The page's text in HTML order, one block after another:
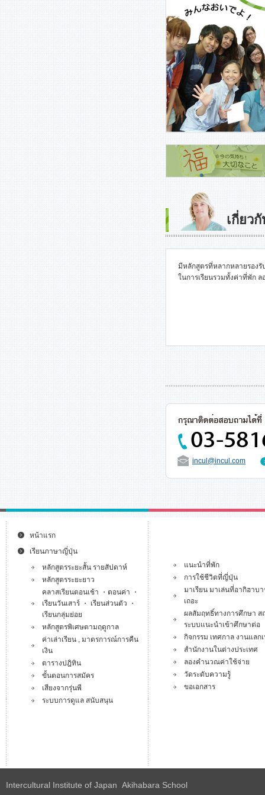
เกี่ยว
มีหลักสูตรที่หลากหลายรอง
ในการเรียนรวมทั้งค่าที่พัก
incul@incul.com
หน้าแรก
เรียนภาษาญี่ปุ่น
หลักสูตรระยะสั้น รายสัปดาห์
หลักสูตรระยะยาว
คลาสเรียนตอนเช้า ・ตอนค่า ・
เรียนวันเสาร์ ・ เรียนส่วนตัว ・
เรียนกลุ่มย่อย
หลักสูตรพิเศษตามฤดูกาล
ค่าเล่าเรียน , มาตรการณ์การคืน
เงิน
ตารางปฎิทิน
ขั้นตอนการสมัคร
เสียงจากรุ่นพี
ระบบการดูแล สนับสนุน
แนะนำที่พัก
การใช้ชีวิตที่ญี่ปุ่น
มาเรียน มาเล่นที่อากิฮาบา
เถอะ
ผลสัมฤทธิ์ทางการศึกษา
ระบบแนะนำเข้าศึกษาต่อ
กิจกรรม เทศกาล งานแลก
สำนักงานในต่างประเทศ
ลองคำนวณค่าใช้จ่าย
วัดระดับความรู้
ขอเอกสาร
Intercultural Institute of Japan Akihabara School